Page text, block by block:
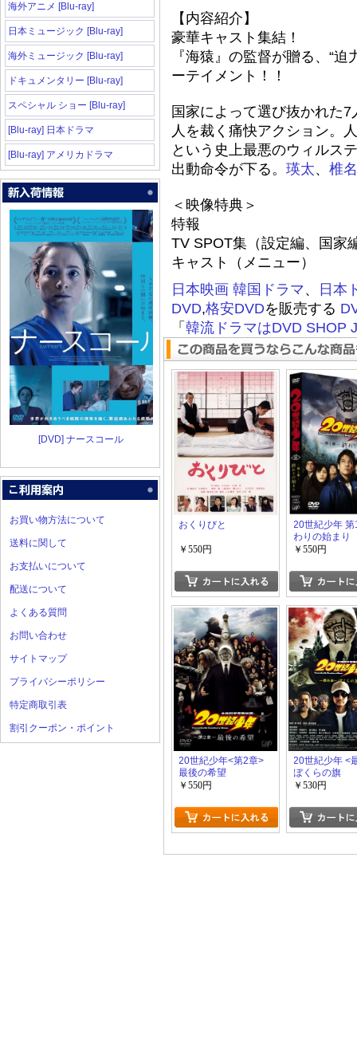
海外アニメ [Blu-ray]
日本ミュージック [Blu-ray]
海外ミュージック [Blu-ray]
ドキュメンタリー [Blu-ray]
スペシャル ショー [Blu-ray]
[Blu-ray] 日本ドラマ
[Blu-ray] アメリカドラマ
[DVD] ナースコール
お買い物方法について
送料に関して
お支払いについて
配送について
よくある質問
お問い合わせ
サイトマップ
プライバシーポリシー
特定商取引表
割引クーポン・ポイント
【内容紹介】
豪華キャスト集結！
『海猿』の監督が贈る、“
ーテイメント！！
国家によって選び抜かれた7
人を裁く痛快アクション。
という史上最悪のウィルス
出動命令が下る。 瑛太、 椎名
＜映像特典＞
特報
TV SPOT集（設定編、国家
キャスト（メニュー）
日本映画 韓国ドラマ、
日本
DVD,格安DVDを販売する
「 韓流ドラマはDVD SHOP
おくりびと
￥550円
20世紀少年
わりの始まり
￥550円
20世紀少年<第2章>
最後の希望
￥550円
20世紀少年 <
ぼくらの旗
￥530円